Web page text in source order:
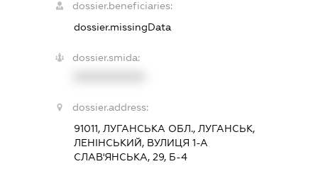
dossier.beneficiaries:
dossier.missingData
dossier.smida:
dossier.address:
91011, ЛУГАНСЬКА ОБЛ., ЛУГАНСЬК,
ЛЕНІНСЬКИЙ, ВУЛИЦЯ 1-А
СЛАВ'ЯНСЬКА, 29, Б-4